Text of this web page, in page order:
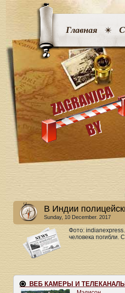
Главная
В Индии
Sunday, 10 December. 2017
Фото:
человека погибли.